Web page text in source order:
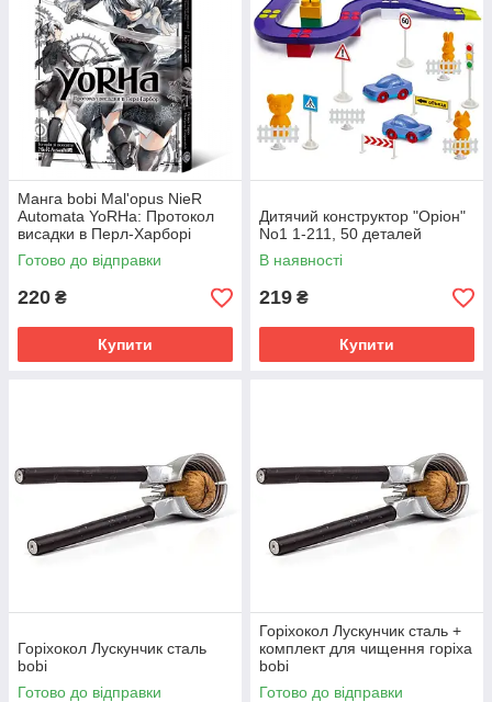
Манга bobi Mal'opus NieR
Automata YoRHa: Протокол
висадки в Перл-Харборі
українською мовою 1 M M
NRA 1
Готово до відправки
220 ₴
Купити
Дитячий конструктор "Оріон"
No1 1-211, 50 деталей
В наявності
219 ₴
Купити
Горіхокол Лускунчик сталь
bobi
Готово до відправки
Горіхокол Лускунчик сталь +
комплект для чищення горіха
bobi
Готово до відправки